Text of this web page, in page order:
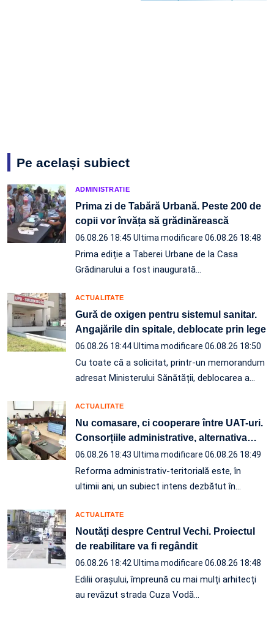
Pe același subiect
ADMINISTRATIE
Prima zi de Tabără Urbană. Peste 200 de
copii vor învăța să grădinărească
06.08.26 18:45 Ultima modificare 06.08.26 18:48
Prima ediție a Taberei Urbane de la Casa
Grădinarului a fost inaugurată…
ACTUALITATE
Gură de oxigen pentru sistemul sanitar.
Angajările din spitale, deblocate prin lege
06.08.26 18:44Ultima modificare 06.08.26 18:50
Cu toate că a solicitat, printr-un memorandum
adresat Ministerului Sănătății, deblocarea a…
ACTUALITATE
Nu comasare, ci cooperare între UAT-uri.
Consorțiile administrative, alternativa…
06.08.26 18:43 Ultima modificare 06.08.26 18:49
Reforma administrativ-teritorială este, în
ultimii ani, un subiect intens dezbătut în…
ACTUALITATE
Noutăți despre Centrul Vechi. Proiectul
de reabilitare va fi regândit
06.08.26 18:42 Ultima modificare 06.08.26 18:48
Edilii orașului, împreună cu mai mulți arhitecți
au revăzut strada Cuza Vodă…